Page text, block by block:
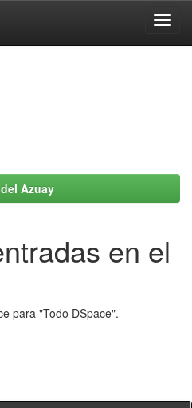
Azuay
en el
para "Todo DSpace".